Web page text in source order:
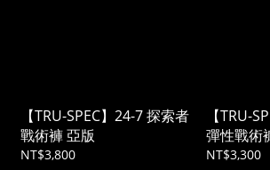
【TRU-SPEC】24-7 探索者
戰術褲 亞版
NT$3,800
【TRU-
彈性戰術
NT$3,300